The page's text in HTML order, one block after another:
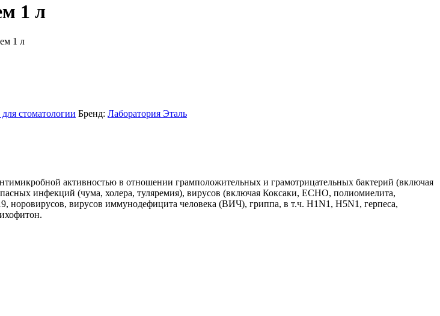
1 л
1 л
стоматологии Бренд: Лаборатория Эталь
активностью в отношении грамположительных и грамотрицательных бактерий (включая
инфекций (чума, холера, туляремия), вирусов (включая Коксаки, ЕСНО, полиомиелита,
норовирусов, вирусов иммунодефицита человека (ВИЧ), гриппа, в т.ч. H1N1, H5N1, герпеса,